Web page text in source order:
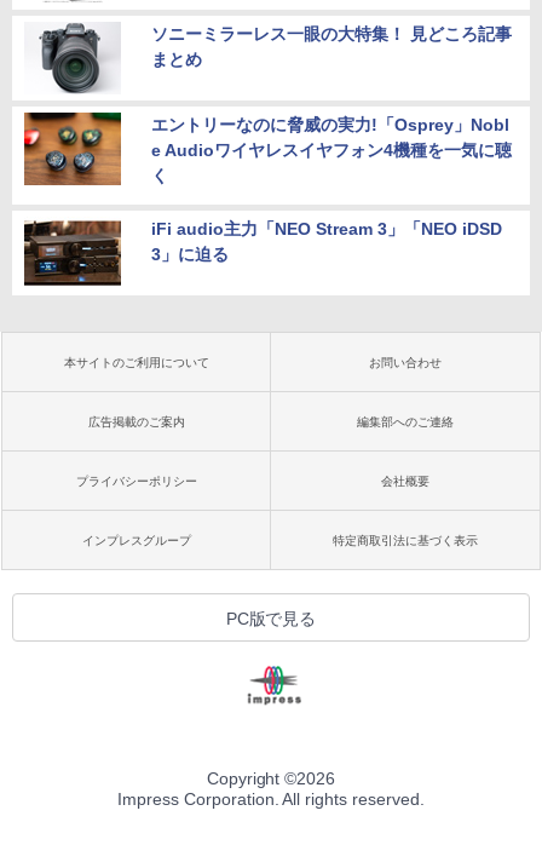
ソニーミラーレス一眼の大特集！ 見どころ記事
まとめ
エントリーなのに脅威の実力!「Osprey」Nobl
e Audioワイヤレスイヤフォン4機種を一気に聴
く
iFi audio主力「NEO Stream 3」「NEO iDSD
3」に迫る
本サイトのご利用について お問い合わせ
広告掲載のご案内 編集部へのご連絡
プライバシーポリシー 会社概要
インプレスグループ 特定商取引法に基づく表示
PC版で見る
Copyright ©2026
Impress Corporation. All rights reserved.